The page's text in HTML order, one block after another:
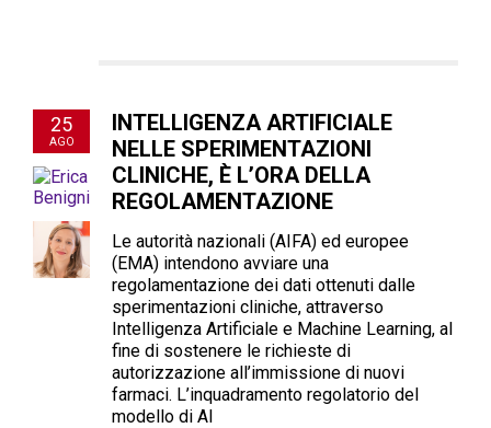
25
AGO
INTELLIGENZA ARTIFICIALE
NELLE SPERIMENTAZIONI
CLINICHE, È L’ORA DELLA
REGOLAMENTAZIONE
Le autorità nazionali (AIFA) ed europee
(EMA) intendono avviare una
regolamentazione dei dati ottenuti dalle
sperimentazioni cliniche, attraverso
Intelligenza Artificiale e Machine Learning, al
fine di sostenere le richieste di
autorizzazione all’immissione di nuovi
farmaci. L’inquadramento regolatorio del
modello di AI